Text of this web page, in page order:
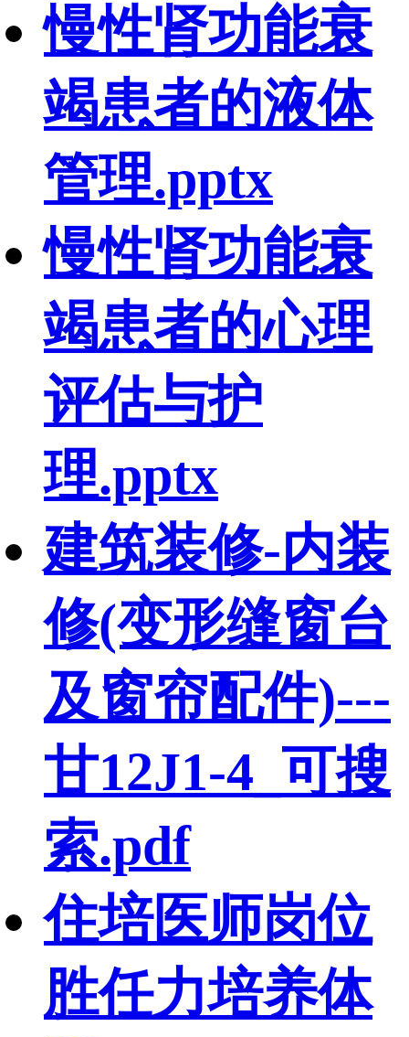
慢性肾功能衰
竭患者的液体
管理.pptx
慢性肾功能衰
竭患者的心理
评估与护
理.pptx
建筑装修-内装
修(变形缝窗台
及窗帘配件)---
甘12J1-4_可搜
索.pdf
住培医师岗位
胜任力培养体